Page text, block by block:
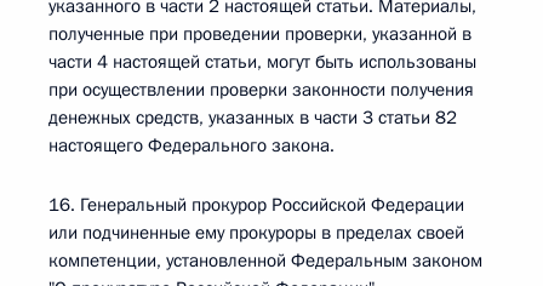
указанного в части 2 настоящей статьи. Материалы,
полученные при проведении проверки, указанной в
части 4 настоящей статьи, могут быть использованы
при осуществлении проверки законности получения
денежных средств, указанных в части 3 статьи 82
настоящего Федерального закона.
16. Генеральный прокурор Российской Федерации
или подчиненные ему прокуроры в пределах своей
компетенции, установленной Федеральным законом